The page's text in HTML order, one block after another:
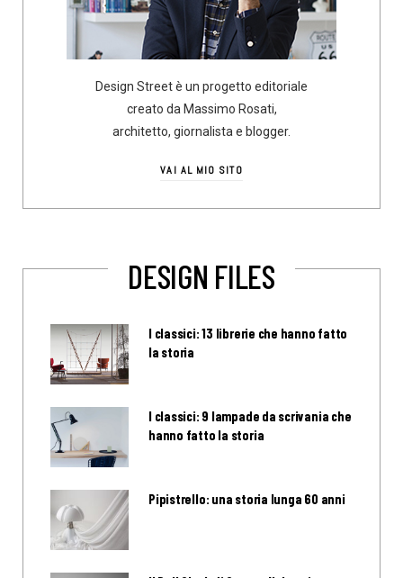
Design Street è un progetto editoriale
creato da Massimo Rosati,
architetto, giornalista e blogger.
VAI AL MIO SITO
DESIGN FILES
I classici: 13 librerie che hanno fatto
la storia
I classici: 9 lampade da scrivania che
hanno fatto la storia
Pipistrello: una storia lunga 60 anni